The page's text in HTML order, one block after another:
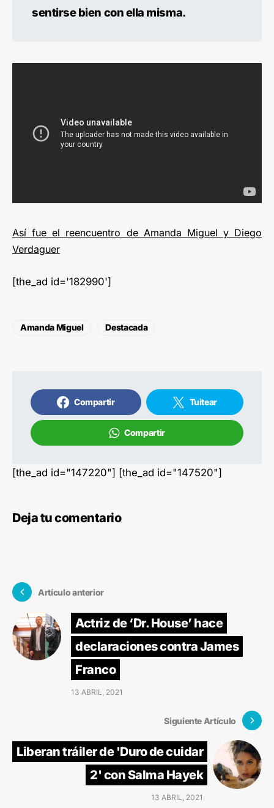
sentirse bien con ella misma.
Así fue el reencuentro de Amanda Miguel y Diego
Verdaguer
[the_ad id='182990']
Amanda Miguel Destacada
Compartir Tuitear
Compartir
[the_ad id="147220"] [the_ad id="147520"]
Deja tu comentario
Artículo anterior
Actriz de ‘Dr. House’ hace
declaraciones contra James
Franco
13 ABRIL, 2021
Siguiente Artículo
Liberan tráiler de 'Duro de cuidar
2' con Salma Hayek
13 ABRIL, 2021